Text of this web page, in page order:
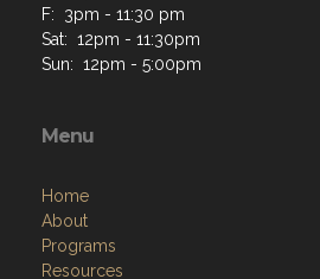
F: 3pm - 11:30 pm
Sat: 12pm - 11:30pm
Sun: 12pm - 5:00pm
Menu
Home
About
Programs
Resources